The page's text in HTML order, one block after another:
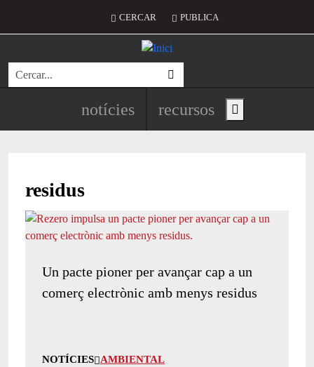
Menú del compte d'usuari
CERCAR PUBLICA
Cerca
Navegació principal de
notícies recursos Show main menu
residus
Un pacte pioner per avançar cap a un
comerç electrònic amb menys residus
NOTÍCIES AMBIENTAL